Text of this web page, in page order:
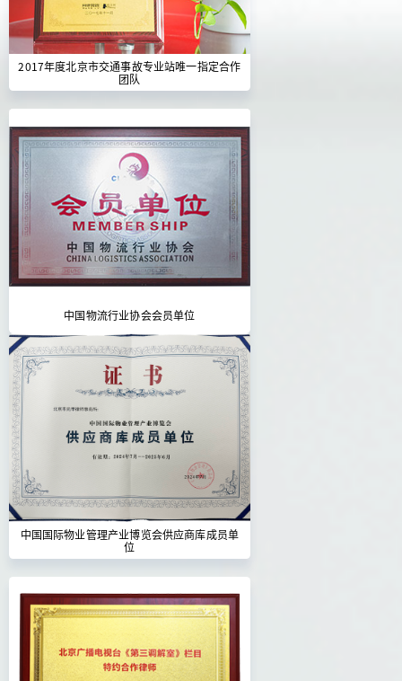
2017年度北京市交通事故专业站唯一指定合作
团队
中国物流行业协会会员单位
中国国际物业管理产业博览会供应商库成员单
位